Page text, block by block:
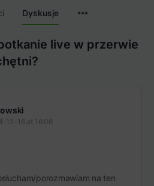
Dyskusje
live w przerwie
12-16 at 16:06
porozmawiam na ten